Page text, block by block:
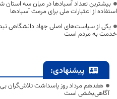
بیشترین تعداد آسبادها در میان سه
استفاده از اعتبارات ملی برای مرمت آسبادها
یکی از سیاست‌های اصلی جهاد دانشگاهی
خدمت به مردم است
پیشنهادی:
هفدهم مرداد روز پاسداشت تلاش‌گران
آگاهی‌بخشی است